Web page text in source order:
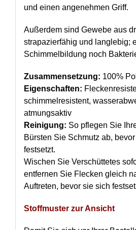
und einen angenehmen Griff.
Außerdem sind Gewebe aus
strapazierfähig und langlebig;
Schimmelbildung noch
Zusammensetzung: 100%
Eigenschaften:
schimmelresistent,
atmungsaktiv
Reinigung: So pflegen Sie
Bürsten Sie Schmutz ab,
festsetzt.
Wischen Sie Verschüttetes
entfernen Sie Flecken gleich
Auftreten, bevor sie sich
Stoffmuster zur Ansicht